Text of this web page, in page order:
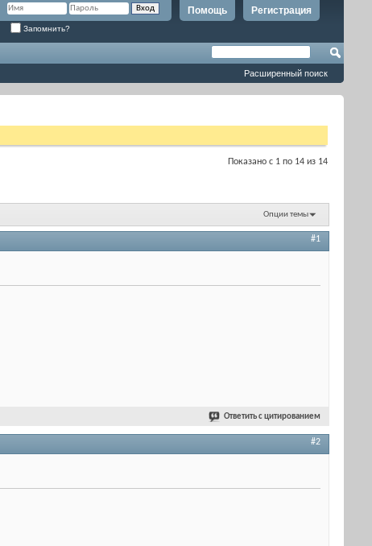
Регистрация
Помощь
Запомнить?
Расширенный поиск
Показано с 1 по 14 из 14
Опции темы
#1
Ответить с цитированием
#2